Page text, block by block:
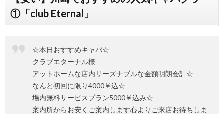
①「club Eternal」
☆本日おすすめキャバ☆
クラブエターナル様
アットホームな店内リーズナブルな金額明朗会計☆
なんと初回に限り4000￥込☆
場内無料サービスプラン5000￥込み☆
案内所からお安くご案内します心よりご来店お待ちしま